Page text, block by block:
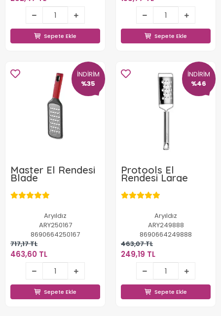
292,47 TL
Sepete Ekle
Sepete Ekle
158,77 TL
Sepete Ekle
Sepete Ekle
İNDİRİM
%35
Master El Rendesi
Blade
Aryıldız
ARY250167
8690664250167
717,17 TL
463,60 TL
463,60 TL
Sepete Ekle
Sepete Ekle
İNDİRİM
%46
Protools El
Rendesi Large
Aryıldız
ARY249888
8690664249888
463,07 TL
249,19 TL
249,19 TL
Sepete Ekle
Sepete Ekle